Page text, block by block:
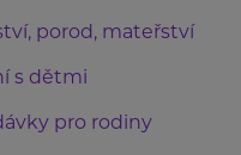
porod, mateřství
s dětmi
pro rodiny